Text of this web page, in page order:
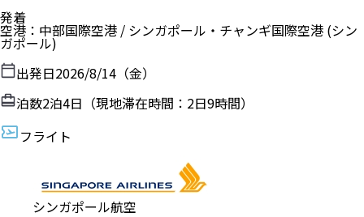
発着
空港 ： 中部国際空港 / シンガポール・チャンギ国際空港 (シン
ガポール)
出発日2026/8/14（金）
泊数2泊4日（現地滞在時間： 2日9時間）
フライト
シンガポール航空